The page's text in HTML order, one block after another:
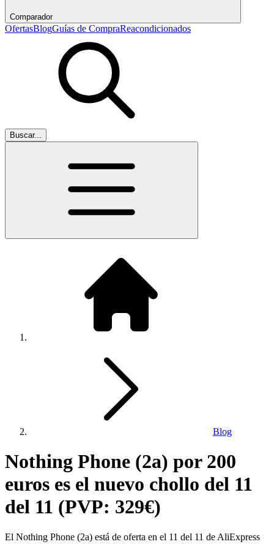
Comparador
OfertasBlogGuías de CompraReacondicionados
Buscar...
Blog
Nothing Phone (2a) por 200
euros es el nuevo chollo del 11
del 11 (PVP: 329€)
El Nothing Phone (2a) está de oferta en el 11 del 11 de AliExpress